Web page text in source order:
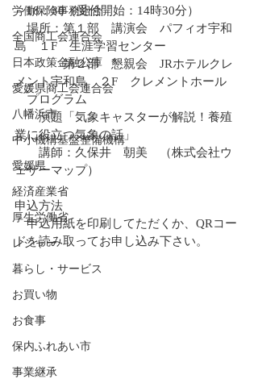
労働保険事務組合
全国商工会連合会
日本政策金融公庫
愛媛県商工会連合会
八幡浜市
中小機構基盤整備機構
愛媛県
経済産業省
厚生労働省
レジャー
暮らし・サービス
お買い物
お食事
保内ふれあい市
事業継承
～18：30（受付開始：14時30分）
場所：第１部　講演会　パフィオ宇和
島　１F　生涯学習センター
第２部　懇親会　JRホテルクレ
メント宇和島　２F　クレメントホール
プログラム
演題「気象キャスターが解説！養殖
業に役立つ気象の話」
講師：久保井　朝美　（株式会社ウ
ェザーマップ）
申込方法
申込用紙を印刷してただくか、QRコー
ドを読み取ってお申し込み下さい。